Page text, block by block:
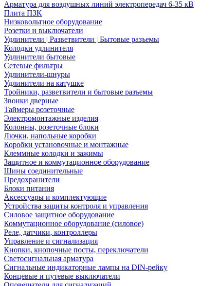
Арматура для воздушных линий электропередач 6-35 кВ
Плита ПЗК
Низковольтное оборудование
Розетки и выключатели
Удлинители | Разветвители | Бытовые разъемы
Колодки удлинителя
Удлинители бытовые
Сетевые фильтры
Удлинители-шнуры
Удлинители на катушке
Тройники, разветвители и бытовые разъемы
Звонки дверные
Таймеры розеточные
Электромонтажные изделия
Колонны, розеточные блоки
Лючки, напольные коробки
Коробки установочные и монтажные
Клеммные колодки и зажимы
Защитное и коммутационное оборудование
Шины соединительные
Предохранители
Блоки питания
Аксессуары и комплектующие
Устройства защиты контроля и управления
Силовое защитное оборудование
Коммутационное оборудование (силовое)
Реле, датчики, контроллеры
Управление и сигнализация
Кнопки, кнопочные посты, переключатели
Светосигнальная арматура
Сигнальные индикаторные лампы на DIN-рейку
Концевые и путевые выключатели